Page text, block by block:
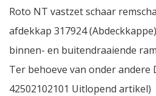
Roto NT vastzet schaar
afdekkap 317924
binnen- en buitendraaiende
Ter behoeve van onder andere
42502102101 Uitlopend artikel)